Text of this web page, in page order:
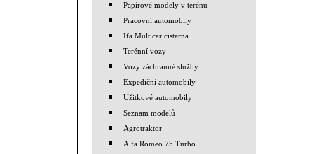
Papírové modely v terénu
Pracovní automobily
Ifa Multicar cisterna
Terénní vozy
Vozy záchranné služby
Expediční automobily
Užitkové automobily
Seznam modelů
Agrotraktor
Alfa Romeo 75 Turbo